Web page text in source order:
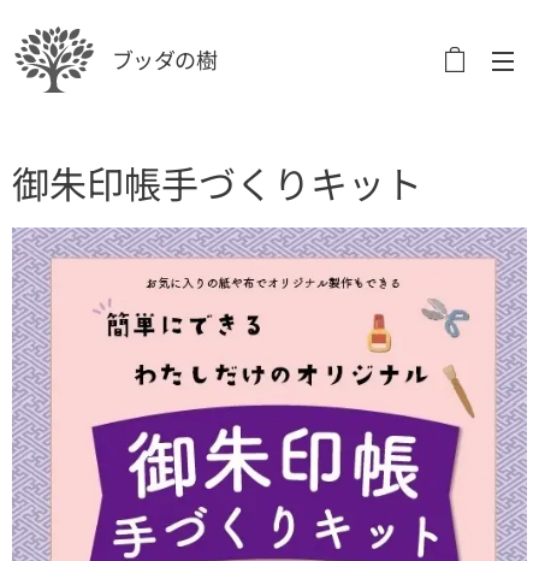
ブッダの樹
御朱印帳手づくりキット